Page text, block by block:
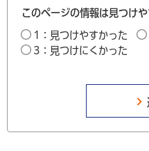
このページの情報は見つけ
1：見つけやすかった
3：見つけにくかった